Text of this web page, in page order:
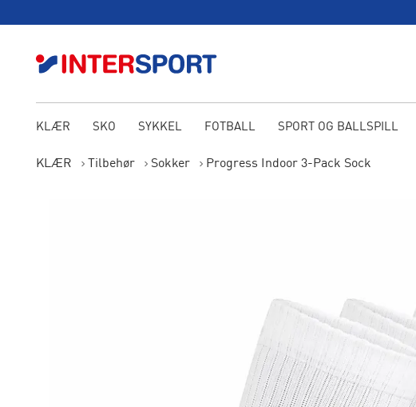
KLÆR SKO SYKKEL FOTBALL SPORT OG BALLSPILL
KLÆR Tilbehør Sokker Progress Indoor 3-Pack Sock